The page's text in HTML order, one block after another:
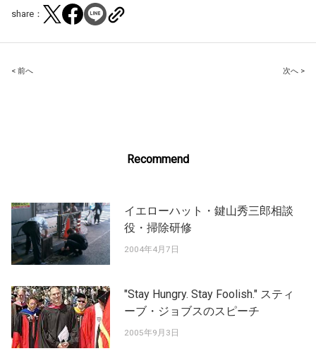
share：
Post
< 前へ 次へ >
Recommend
イエローハット・鍵山秀三郎相談
役・掃除研修
2004年4月7日
"Stay Hungry. Stay Foolish." スティ
ーブ・ジョブスのスピーチ
2005年9月3日